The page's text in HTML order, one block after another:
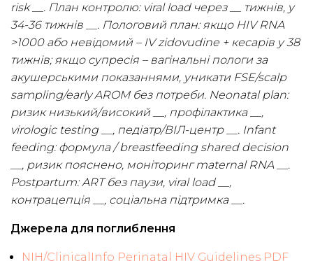
risk __. План контролю: viral load через __ тижнів, у
34-36 тижнів __. Пологовий план: якщо HIV RNA
>1000 або невідомий – IV zidovudine + кесарів у 38
тижнів; якщо супресія – вагінальні пологи за
акушерськими показаннями, уникати FSE/scalp
sampling/early AROM без потреби. Neonatal plan:
ризик низький/високий __, профілактика __,
virologic testing __, педіатр/ВІЛ-центр __. Infant
feeding: формула / breastfeeding shared decision
__, ризик пояснено, моніторинг maternal RNA __.
Postpartum: ART без паузи, viral load __,
контрацепція __, соціальна підтримка __.
Джерела для поглиблення
NIH/ClinicalInfo Perinatal HIV Guidelines PDF